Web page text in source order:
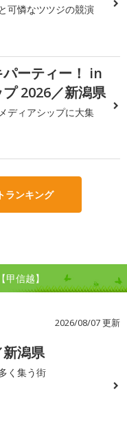
可憐なツツジの競演
ーティー！ in
2026／新潟県
ディアシップに大集
ランキング
信越】
2026/08/07 更新
潟県
く集う街